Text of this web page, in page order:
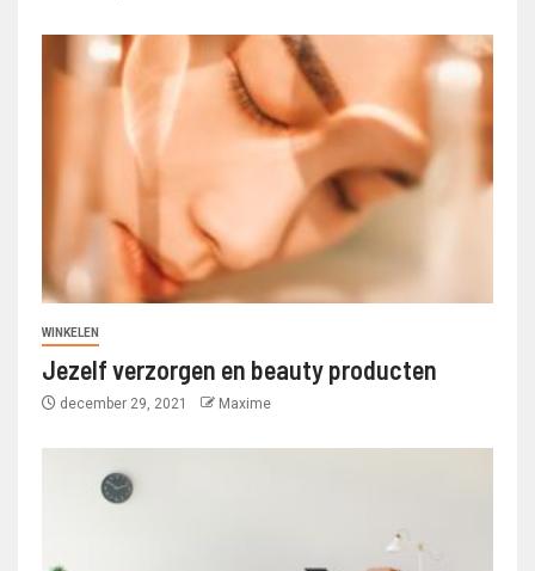
WINKELEN
Jezelf verzorgen en beauty producten
december 29, 2021 Maxime